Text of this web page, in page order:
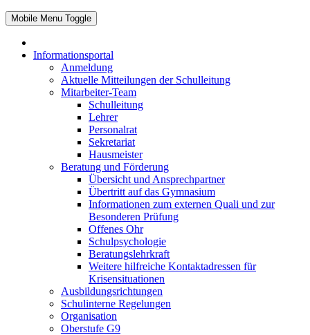
Mobile Menu Toggle
Informationsportal
Anmeldung
Aktuelle Mitteilungen der Schulleitung
Mitarbeiter-Team
Schulleitung
Lehrer
Personalrat
Sekretariat
Hausmeister
Beratung und Förderung
Übersicht und Ansprechpartner
Übertritt auf das Gymnasium
Informationen zum externen Quali und zur
Besonderen Prüfung
Offenes Ohr
Schulpsychologie
Beratungslehrkraft
Weitere hilfreiche Kontaktadressen für
Krisensituationen
Ausbildungsrichtungen
Schulinterne Regelungen
Organisation
Oberstufe G9